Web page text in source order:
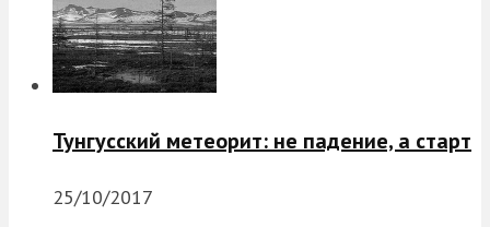
Тунгусский метеорит: не падение, а старт
25/10/2017